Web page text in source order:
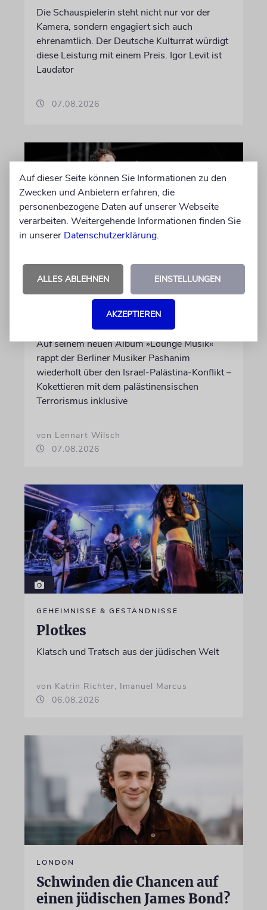
Die Schauspielerin steht nicht nur vor der
Kamera, sondern engagiert sich auch
ehrenamtlich. Der Deutsche Kulturrat würdigt
diese Leistung mit einem Preis. Igor Levit ist
Laudator
07.08.2026
Rapper Pashanim: »Free
Palestine« als
Verkaufsschlager
Auf seinem neuen Album »Lounge Musik«
rappt der Berliner Musiker Pashanim
wiederholt über den Israel-Palästina-Konflikt –
Kokettieren mit dem palästinensischen
Terrorismus inklusive
von Lennart Wilsch
07.08.2026
GEHEIMNISSE & GESTÄNDNISSE
Plotkes
Klatsch und Tratsch aus der jüdischen Welt
von Katrin Richter, Imanuel Marcus
06.08.2026
LONDON
Schwinden die Chancen auf
einen jüdischen James Bond?
Auf dieser Seite können Sie Informationen zu den
Zwecken und Anbietern erfahren, die
personenbezogene Daten auf unserer Webseite
verarbeiten. Weitergehende Informationen finden Sie
in unserer Datenschutzerklärung.
ALLES ABLEHNEN EINSTELLUNGEN
AKZEPTIEREN